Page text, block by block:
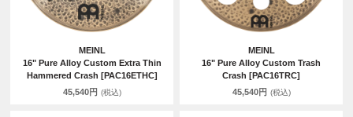
MEINL
16" Pure Alloy Custom Extra Thin
Hammered Crash [PAC16ETHC]
45,540円 (税込)
MEINL
16" Pure Alloy Custom Trash
Crash [PAC16TRC]
45,540円 (税込)